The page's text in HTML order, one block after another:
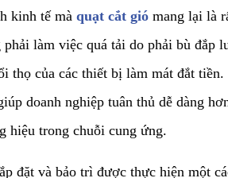
kinh tế mà quạt cắt gió mang lại là
phải làm việc quá tải do phải bù đắp
thọ của các thiết bị làm mát đắt
doanh nghiệp tuân thủ dễ dàng
hiệu trong chuỗi cung ứng.
đặt và bảo trì được thực hiện một